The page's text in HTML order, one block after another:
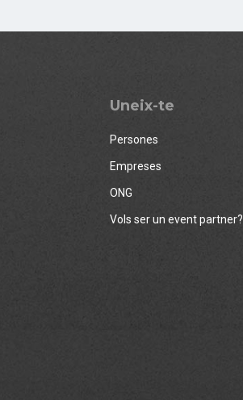
Uneix-te
Persones
Empreses
ONG
Vols ser un event partner?